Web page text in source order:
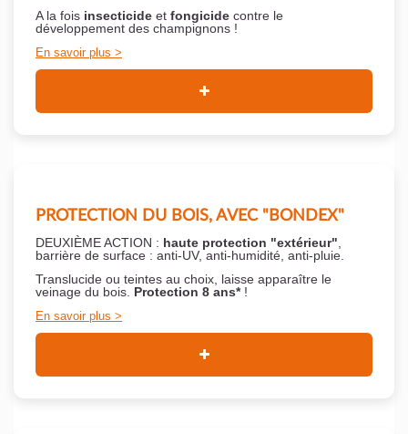
A la fois insecticide et fongicide contre le
développement des champignons !
En savoir plus
PROTECTION DU BOIS, AVEC "BONDEX"
DEUXIÈME ACTION : haute protection "extérieur"
barrière de surface : anti-UV, anti-humidité, anti-pluie.
Translucide ou teintes au choix, laisse apparaître le
veinage du bois. Protection 8 ans*!
En savoir plus